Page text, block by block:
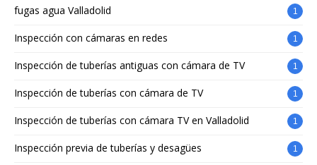
fugas agua Valladolid 1
Inspección con cámaras en redes 1
Inspección de tuberías antiguas con cámara de TV 1
Inspección de tuberías con cámara de TV 1
Inspección de tuberías con cámara TV en Valladolid 1
Inspección previa de tuberías y desagües 1